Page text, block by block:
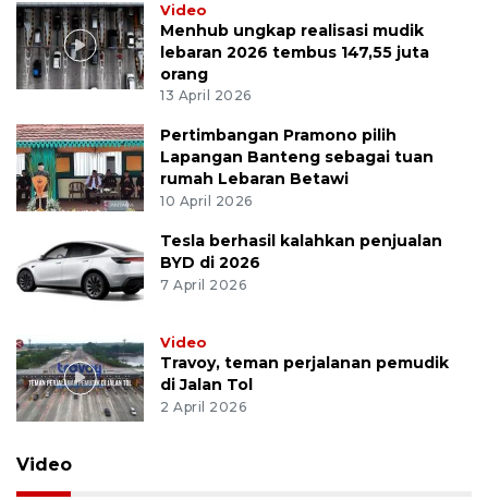
Video
Menhub ungkap realisasi mudik
lebaran 2026 tembus 147,55 juta
orang
13 April 2026
Pertimbangan Pramono pilih
Lapangan Banteng sebagai tuan
rumah Lebaran Betawi
10 April 2026
Tesla berhasil kalahkan penjualan
BYD di 2026
7 April 2026
Video
Travoy, teman perjalanan pemudik
di Jalan Tol
2 April 2026
Video